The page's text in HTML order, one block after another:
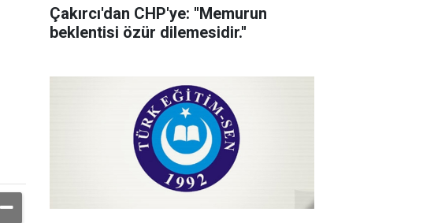
Çakırcı'dan CHP'ye: ''Memurun
beklentisi özür dilemesidir.''